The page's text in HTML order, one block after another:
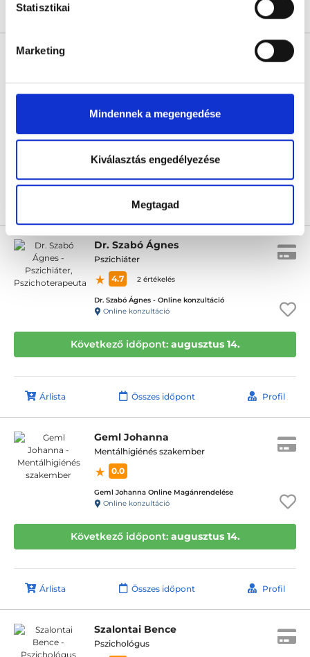
Statisztikai
Marketing
Mindennek a megengedése
Kiválasztás engedélyezése
Megtagad
Árlista Profil
5.0
Kuklis Vanda - Online konzultáció
Online konzultáció
Következő időpont: augusztus 13.
Összes időpont
Dr. Szabó Ágnes
Pszichiáter
4.7
2 értékelés
Dr. Szabó Ágnes - Online konzultáció
Online konzultáció
Következő időpont: augusztus 14.
Árlista Összes időpont Profil
Geml Johanna
Mentálhigiénés szakember
0.0
Geml Johanna Online Magánrendelése
Online konzultáció
Következő időpont: augusztus 14.
Árlista Összes időpont Profil
Szalontai Bence
Pszichológus